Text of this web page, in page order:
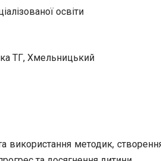
освіти
ТГ, Хмельницький
використання методик,